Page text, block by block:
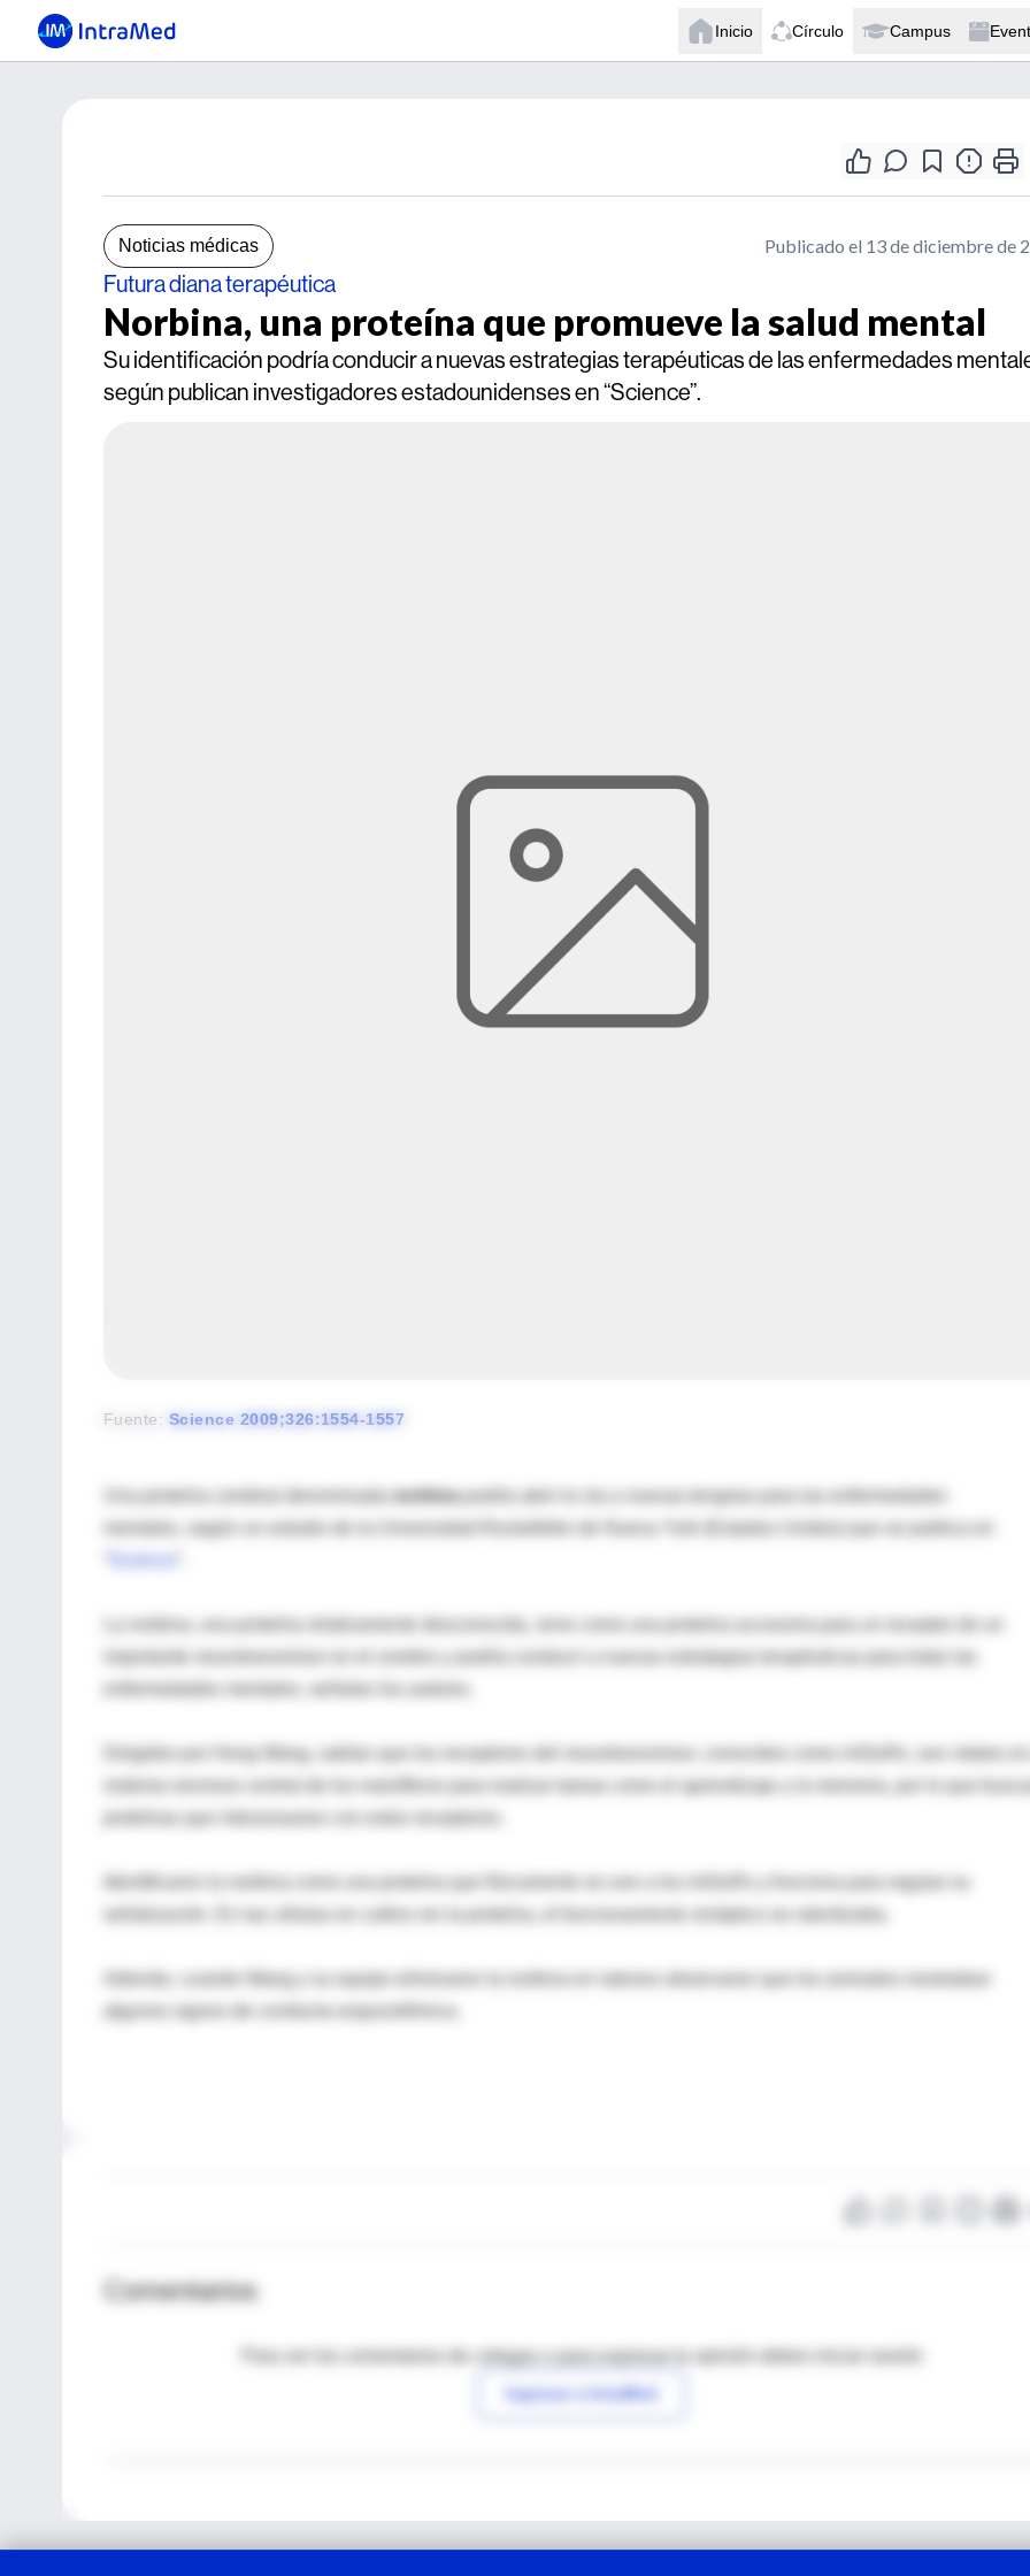
Inicio Círculo Campus
Noticias médicas Publicado el 13 de diciembre de
Futura diana terapéutica
Norbina, una proteína que promueve la salud mental
Su identificación podría conducir a nuevas estrategias terapéuticas de las enfermedades
según publican investigadores estadounidenses en “Science”.
Fuente: Science 2009;326:1554-1557
norbina podría abrir la vía a nuevas terapias para las enfermedades
mentales, según un estudio de la Universidad Rockefeller de Nueva York (Estados Unidos) que se publica en
importante neurotransmisor en el cerebro y podría conducir a nuevas estrategias terapéuticas para tratar las
Dirigidos por Hong Wang, sabían que los receptores del neurotransmisor, conocidos como mGluRs, son vitales en
sistema nervioso central de los mamíferos para realizar tareas como el aprendizaje y la memoria, por lo que
Identificaron la norbina como una proteína que físicamente se une a los mGluRs y funciona para regular su
Además, cuando Wang y su equipo eliminaron la norbina en ratones observaron que los animales mostraban
algunos signos de conducta esquizofrénica.
Comentarios
Para ver los comentarios de colegas o para expresar tu opinión debes iniciar sesión
Ingresar a IntraMed